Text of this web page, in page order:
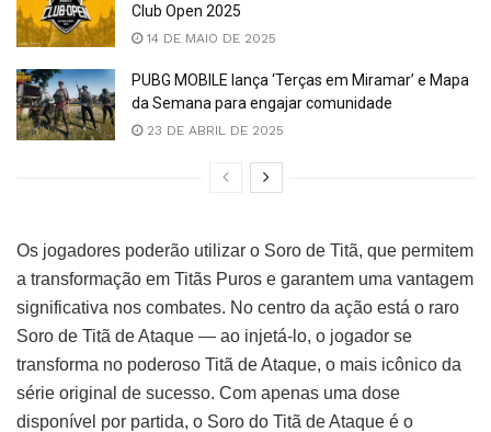
Club Open 2025
14 DE MAIO DE 2025
PUBG MOBILE lança ‘Terças em Miramar’ e Mapa
da Semana para engajar comunidade
23 DE ABRIL DE 2025
Os jogadores poderão utilizar o Soro de Titã, que permitem
a transformação em Titãs Puros e garantem uma vantagem
significativa nos combates. No centro da ação está o raro
Soro de Titã de Ataque — ao injetá-lo, o jogador se
transforma no poderoso Titã de Ataque, o mais icônico da
série original de sucesso. Com apenas uma dose
disponível por partida, o Soro do Titã de Ataque é o